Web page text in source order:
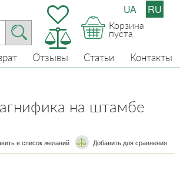
Корзина
пуста
UA RU
Отзывы Статьи Контакты
на штамбе
в список желаний ​​Добавить для сравнения